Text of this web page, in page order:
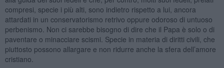
compresi, specie i più alti, sono indietro rispetto a lui, ancora
attardati in un conservatorismo retrivo oppure odoroso di untuoso
perbenismo. Non ci sarebbe bisogno di dire che il Papa è solo o di
paventare o minacciare scismi. Specie in materia di diritti civili, che
piuttosto possono allargare e non ridurre anche la sfera dell’amore
cristiano.